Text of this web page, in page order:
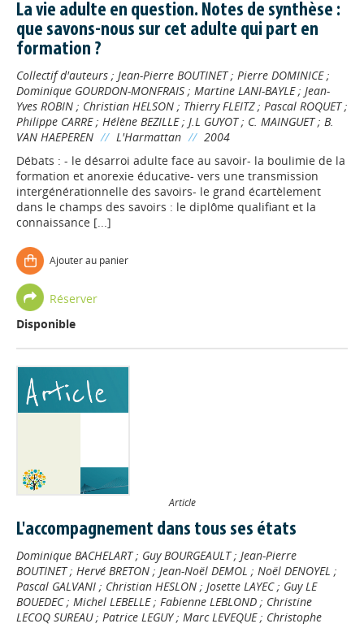
La vie adulte en question. Notes de synthèse :
que savons-nous sur cet adulte qui part en
formation ?
Collectif d'auteurs ; Jean-Pierre BOUTINET; Pierre DOMINICE;
Dominique GOURDON-MONFRAIS ; Martine LANI-BAYLE; Jean-
Yves ROBIN ; Christian HELSON ; Thierry FLEITZ; Pascal ROQUET;
Philippe CARRE; Hélène BEZILLE; J.L GUYOT; C. MAINGUET; B.
VAN HAEPEREN // L'Harmattan // 2004
Débats : - le désarroi adulte face au savoir- la boulimie de la
formation et anorexie éducative- vers une transmission
intergénérationnelle des savoirs- le grand écartèlement
dans le champs des savoirs : le diplôme qualifiant et la
connaissance [...]
Ajouter au panier
Réserver
Disponible
Article
L'accompagnement dans tous ses états
Dominique BACHELART; Guy BOURGEAULT; Jean-Pierre
BOUTINET; Hervé BRETON ; Jean-Noël DEMOL ; Noël DENOYEL ;
Pascal GALVANI ; Christian HESLON ; Josette LAYEC; Guy LE
BOUEDEC; Michel LEBELLE; Fabienne LEBLOND ; Christine
LECOQ SUREAU; Patrice LEGUY; Marc LEVEQUE; Christophe